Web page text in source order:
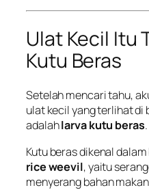
Ulat Kecil Itu
Kutu Beras
Setelah mencari tahu,
ulat kecil yang terlihat di
adalahlarva kutu beras.
Kutu beras dikenal
rice weevil, yaitu
menyerang bahan